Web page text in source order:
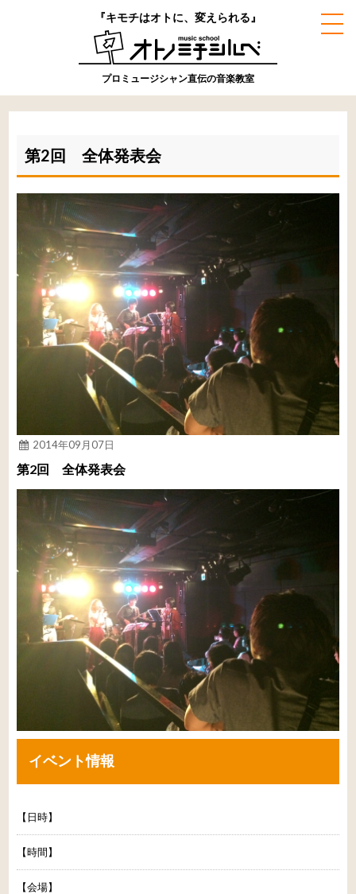
『キモチはオトに、変えられる』
プロミュージシャン直伝の音楽教室
第2回 全体発表会
2014年09月07日
第2回 全体発表会
イベント情報
【日時】
【時間】
【会場】